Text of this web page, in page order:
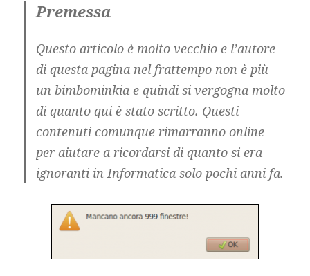
Premessa
Questo articolo è molto vecchio e l’autore
di questa pagina nel frattempo non è più
un bimbominkia e quindi si vergogna molto
di quanto qui è stato scritto. Questi
contenuti comunque rimarranno online
per aiutare a ricordarsi di quanto si era
ignoranti in Informatica solo pochi anni fa.